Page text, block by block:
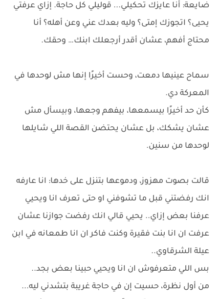
ضايعة: أنا عايزك تحكيلي... قوليلي كل حاجة. إزاي عرفتي
يحيى؟ اتجوزك إمتى؟ وليه بعدك عني وعن أهله؟ أنا
محتاج أفهم، عشان أقدر أرجعلك ابنك… وحقك.
سماح عينيها دمعت، وحست أخيرًا إنها مش لوحدها في
المعركة دي.
كأن حد أخيرًا بيسمعها، بيفهم وجعها، وبيسأل مش
عشان يشكك، بل عشان يحتضن القصة اللي شايلها
لوحدها من سنين.
قالت بصوت مهزوز، ودموعها بتنزل على خدها: انا عارفه
انك رفضتني قبل ما تشوفني او حتى تعرف انا ويحيي
عرفنا بعض إزاي.. يحيي قالي انك رفضت جوازنا عشان
عرفت ان انا بنت فقيرة وكنت فاكر ان انا طمعانه في ابن
عيلة الشرقاوي..
بس اللي متعرفوش ان انا ويحيي حبينا بعض بجد..
من أول نظرة، حسيت إن في حاجة غريبة بتشدني ليه...